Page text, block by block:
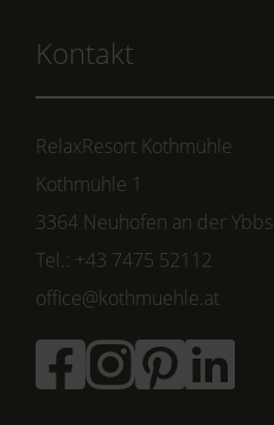
Kontakt
RelaxResort Kothmühle
Kothmühle 1
3364 Neuhofen an der Ybbs
Tel.: +43 7475 52112
office@kothmuehle.at